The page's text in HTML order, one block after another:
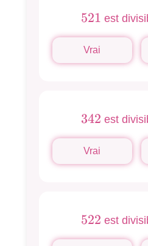
521
521 est
Vrai
342
342 est
Vrai
522
522 est